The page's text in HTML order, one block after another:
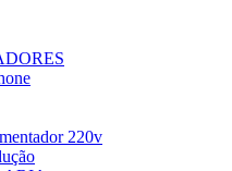
220v